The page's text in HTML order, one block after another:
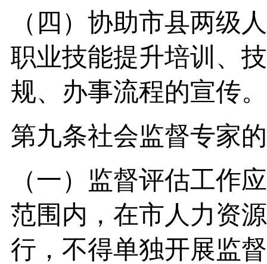
（四）协助市县两级
职业技能提升培训、
规、办事流程的宣传。
第九条社会监督专家
（一）监督评估工作
范围内，在市人力资
行，不得单独开展监